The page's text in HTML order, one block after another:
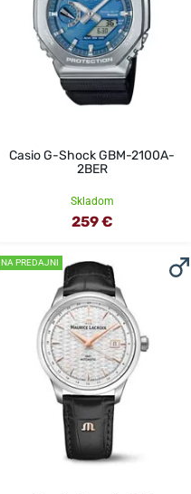
Casio G-Shock GBM-2100A-
2BER
Skladom
259 €
NA PREDAJNI